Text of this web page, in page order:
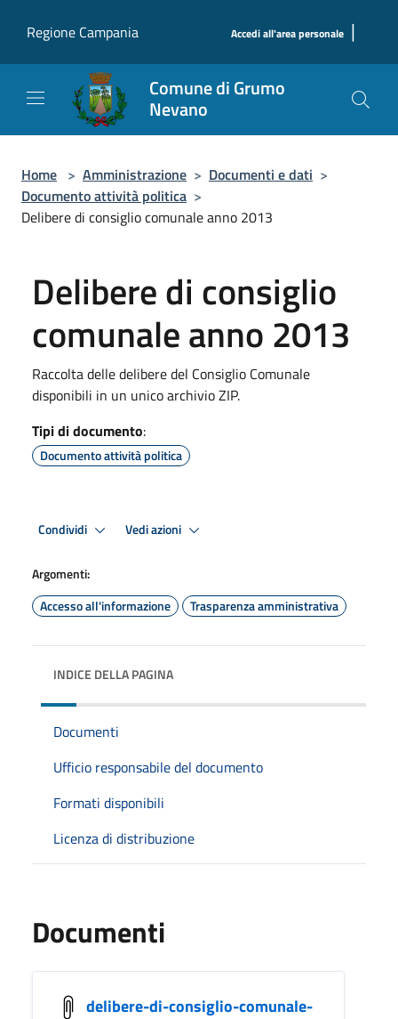
Regione Campania
Accedi all'area personale |
Comune di Grumo
Nevano
Home > Amministrazione > Documenti e dati >
Documento attività politica >
Delibere di consiglio comunale anno 2013
Delibere di consiglio
comunale anno 2013
Raccolta delle delibere del Consiglio Comunale
disponibili in un unico archivio ZIP.
Tipi di documento:
Documento attività politica
Condividi Vedi azioni
Argomenti:
Accesso all'informazione
Trasparenza amministrativa
INDICE DELLA PAGINA
Documenti
Ufficio responsabile del documento
Formati disponibili
Licenza di distribuzione
Documenti
delibere-di-consiglio-comunale-